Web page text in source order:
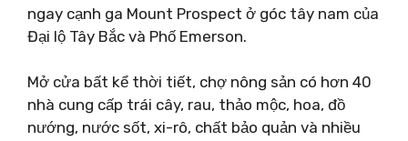
ngay cạnh ga Mount Prospect ở góc tây nam của
Đại lộ Tây Bắc và Phố Emerson.
Mở cửa bất kể thời tiết, chợ nông sản có hơn 40
nhà cung cấp trái cây, rau, thảo mộc, hoa, đồ
nướng, nước sốt, xi-rô, chất bảo quản và nhiều